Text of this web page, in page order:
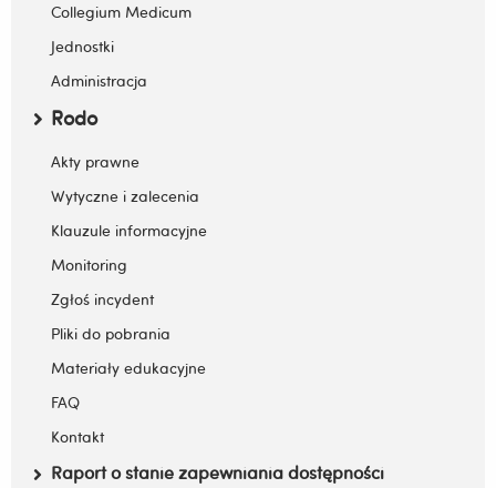
Collegium Medicum
Jednostki
Administracja
Rodo
Zwiń / rozwiń submenu
Akty prawne
Wytyczne i zalecenia
Klauzule informacyjne
Monitoring
Zgłoś incydent
Pliki do pobrania
Materiały edukacyjne
FAQ
Kontakt
Raport o stanie zapewniania dostępności